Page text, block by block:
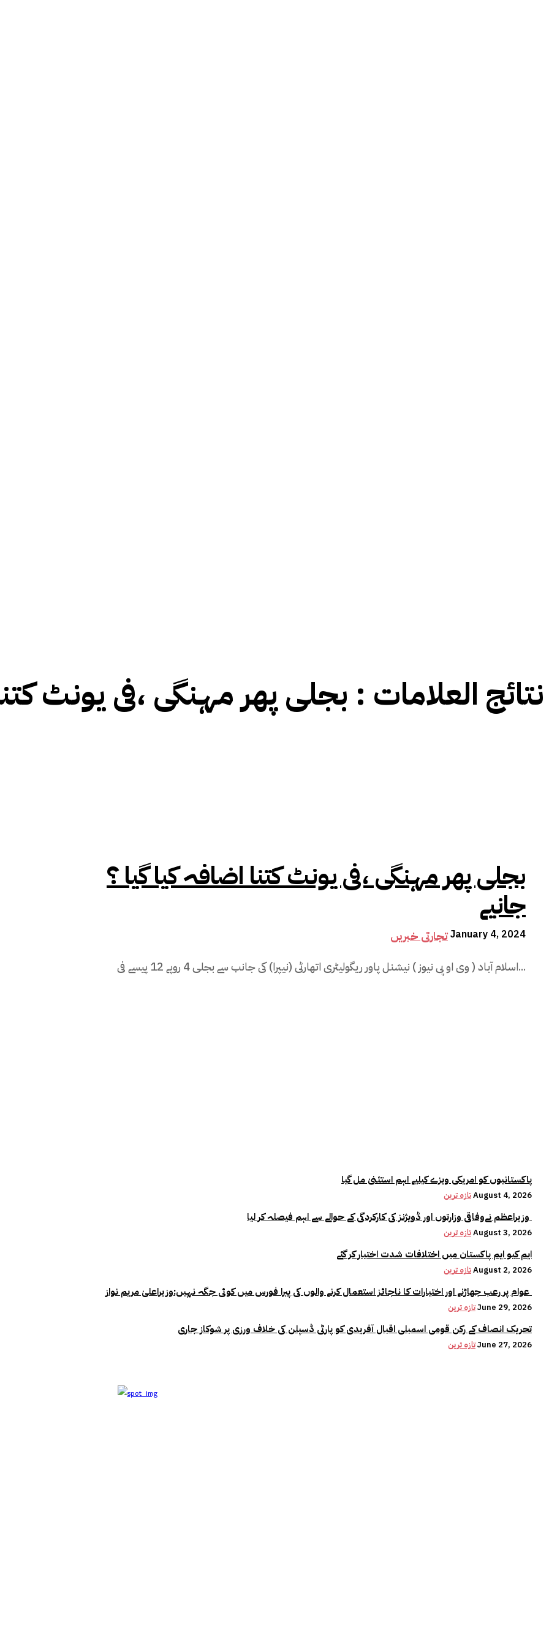
نتائج العلامات : بجلی پھر مہنگی ،فی یونٹ
بجلی پھر مہنگی ،فی یونٹ کتنا اضافہ کیا گیا ؟
جانیے
تجارتی خبریںJanuary 4, 2024
اسلام آباد ( وی او پی نیوز ) نیشنل پاور ریگولیٹری اتھارٹی (نیپرا) کی جانب سے بجلی 4 روپے 12 پیسے فی...
پاکستانیوں کو امریکی ویزے کیلیے اہم استثنیٰ مل گیا
تازہ ترینAugust 4, 2026
تازہ ترینAugust 3, 2026
ایم کیو ایم پاکستان میں اختلافات شدت اختیار کر گئے
تازہ ترینAugust 2, 2026
تازہ ترینJune 29, 2026
تحریک انصاف کے رکن قومی اسمبلی اقبال آفریدی کو پارٹی ڈسپلن کی خلاف ورزی پر شوکاز جاری
تازہ ترینJune 27, 2026